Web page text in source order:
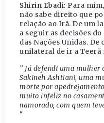
Shirin Ebadi: Para
não sabe direito que
relação ao Irã. De um
a seguir as decisões
das Nações Unidas.
unilateral de ir a
” Já defendi uma mulher
Sakineh Ashtiani, uma
morte por
muito infeliz no
namorado, com quem
“